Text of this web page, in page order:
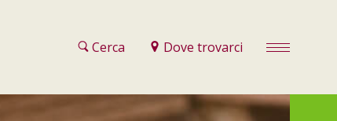
Cerca Dove trovarci